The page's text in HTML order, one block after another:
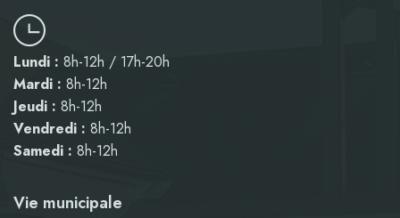
Lundi : 8h-12h / 17h-20h
Mardi : 8h-12h
Jeudi : 8h-12h
Vendredi : 8h-12h
Samedi : 8h-12h
Vie municipale